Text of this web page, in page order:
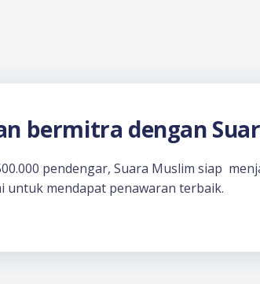
bermitra dengan
pendengar, Suara Muslim siap
untuk mendapat penawaran terbaik.